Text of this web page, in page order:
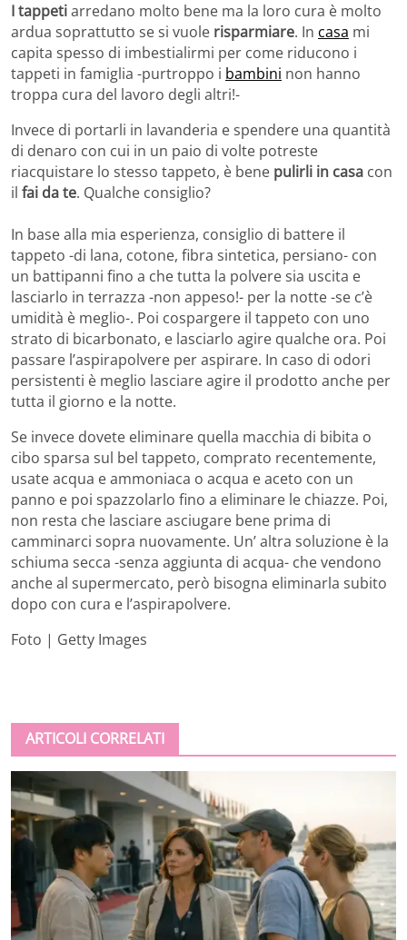
I tappetiarredano molto bene ma la loro cura è molto
ardua soprattutto se si vuole risparmiare. In casa mi
capita spesso di imbestialirmi per come riducono i
tappeti in famiglia -purtroppo i bambini non hanno
troppa cura del lavoro degli altri!-
Invece di portarli in lavanderia e spendere una quantità
di denaro con cui in un paio di volte potreste
riacquistare lo stesso tappeto, è bene pulirli in casa con
il fai da te. Qualche consiglio?
In base alla mia esperienza, consiglio di battere il
tappeto -di lana, cotone, fibra sintetica, persiano- con
un battipanni fino a che tutta la polvere sia uscita e
lasciarlo in terrazza -non appeso!- per la notte -se c’è
umidità è meglio-. Poi cospargere il tappeto con uno
strato di bicarbonato, e lasciarlo agire qualche ora. Poi
passare l’aspirapolvere per aspirare. In caso di odori
persistenti è meglio lasciare agire il prodotto anche per
tutta il giorno e la notte.
Se invece dovete eliminare quella macchia di bibita o
cibo sparsa sul bel tappeto, comprato recentemente,
usate acqua e ammoniaca o acqua e aceto con un
panno e poi spazzolarlo fino a eliminare le chiazze. Poi,
non resta che lasciare asciugare bene prima di
camminarci sopra nuovamente. Un’ altra soluzione è la
schiuma secca -senza aggiunta di acqua- che vendono
anche al supermercato, però bisogna eliminarla subito
dopo con cura e l’aspirapolvere.
Foto | Getty Images
ARTICOLI CORRELATI